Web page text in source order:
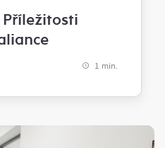
Příležitosti
1 min.